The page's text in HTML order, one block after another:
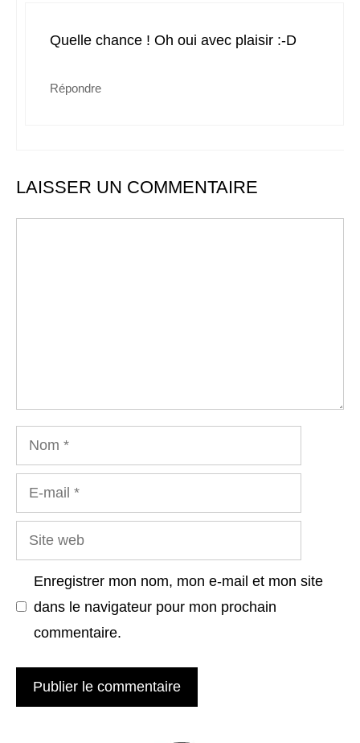
Quelle chance ! Oh oui avec plaisir :-D
Répondre
LAISSER UN COMMENTAIRE
Nom
mail
Site
web
Enregistrer mon nom, mon e-mail et mon site
dans le navigateur pour mon prochain
commentaire.